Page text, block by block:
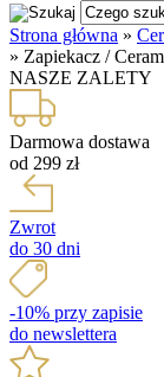
Strona główna »
» Zapiekacz /
NASZE ZALETY
Darmowa dostawa
od 299 zł
Zwrot
do 30 dni
-10% przy zapisie
do newslettera